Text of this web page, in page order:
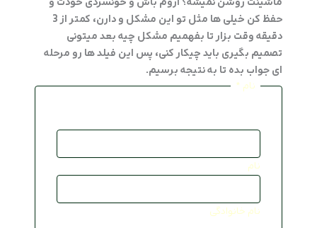
حفظ کن خیلی ها مثل تو این مشکل و دارن، کمتر از 3
دقیقه وقت بزار تا بفهمیم مشکل چیه بعد میتونی
تصمیم بگیری باید چیکار کنی، پس این فیلد ها رو مرحله
ای جواب بده تا به نتیجه برسیم.
نام *
نام
نام خانوادگی
لیست قیمت